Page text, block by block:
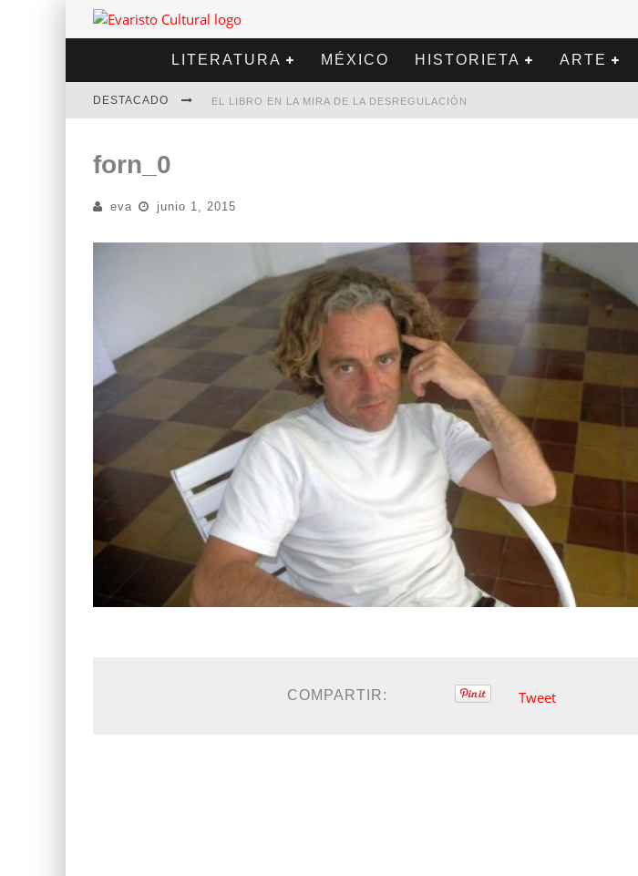
LITERATURA MÉXICO HISTORIETA ARTE
DESTACADO EL LIBRO EN LA MIRA DE LA DESREGULACIÓN
ALEJANDRA CORREA | LA NIEVE
forn_0
eva junio 1, 2015
COMPARTIR: Tweet